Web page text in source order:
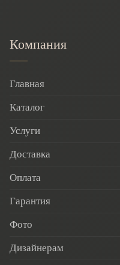
Компания
Главная
Каталог
Услуги
Доставка
Оплата
Гарантия
Фото
Дизайнерам